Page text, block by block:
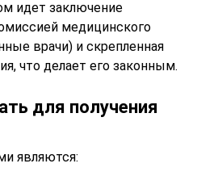
идет заключение
медицинского
врачи) и скрепленная
что делает его законным.
для получения
являются: